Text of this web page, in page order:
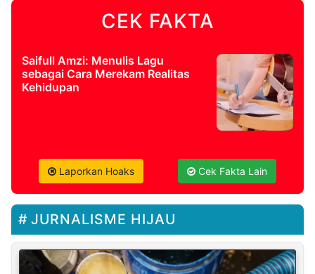
CEK FAKTA
Saifull Amzi: Menulis Lagu
sebagai Cara Merekam Realitas
Kehidupan
Laporkan Hoaks Cek Fakta Lain
JURNALISME HIJAU